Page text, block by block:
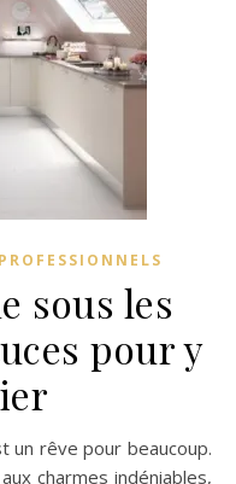
PROFESSIONNELS
sous les
pour y
charmes indéniables,